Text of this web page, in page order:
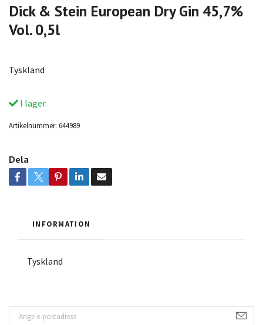
Dick & Stein European Dry Gin 45,7%
Vol. 0,5l
Tyskland
I lager.
Artikelnummer: 644989
Dela
INFORMATION
Tyskland